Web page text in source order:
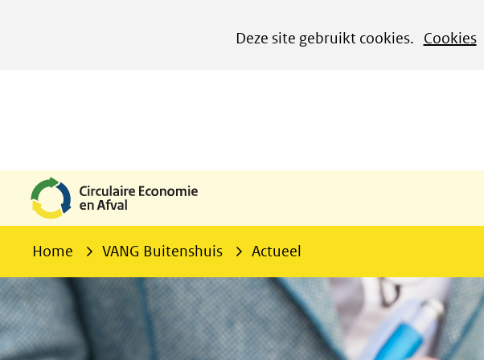
Deze site gebruikt cookies.
Cookies
van
cookies
op
deze
website
worden
toegestaan
of
Home VANG Buitenshuis Actueel